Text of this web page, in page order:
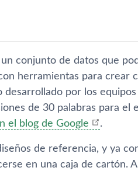
conjunto de datos que
herramientas para crear
por los
de 30 palabras para el
el blog de Google .
de referencia, y ya
en una caja de cartón.